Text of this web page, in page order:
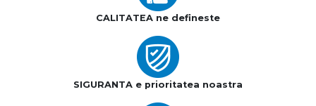
CALITATEA ne defineste
SIGURANTA e prioritatea noastra